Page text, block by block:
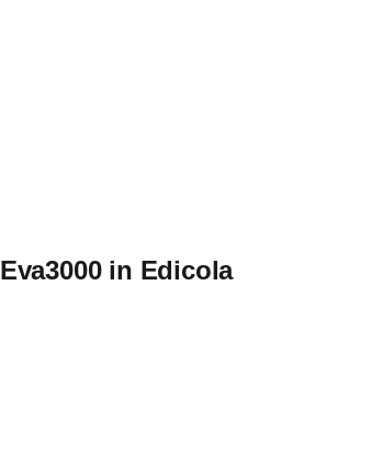
Eva3000 in Edicola